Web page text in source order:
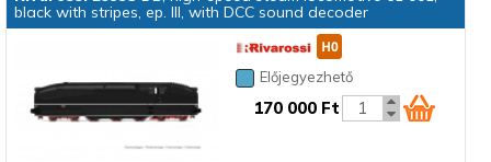
black with stripes, ep. III, with DCC sound decoder
Előjegyezhető
170 000 Ft